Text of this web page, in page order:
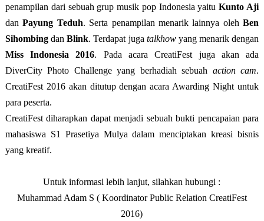
penampilan dari sebuah grup musik pop Indonesia yaituKunto Aji
dan Payung Teduh. Serta penampilan menarik lainnya olehBen
SihombingdanBlink. Terdapat juga talkhowyang menarik dengan
Miss Indonesia 2016. Pada acara CreatiFest juga akan ada
DiverCity Photo Challenge yang berhadiah sebuah action cam.
CreatiFest 2016 akan ditutup dengan acara Awarding Night untuk
para peserta.
CreatiFest diharapkan dapat menjadi sebuah bukti pencapaian para
mahasiswa S1 Prasetiya Mulya dalam menciptakan kreasi bisnis
yang kreatif.
Untuk informasi lebih lanjut, silahkan hubungi :
Muhammad Adam S ( Koordinator Public Relation CreatiFest
2016)